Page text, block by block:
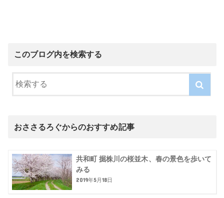
このブログ内を検索する
おささるろぐからのおすすめ記事
共和町 掘株川の桜並木、春の景色を歩いて
みる
2019年5月18日